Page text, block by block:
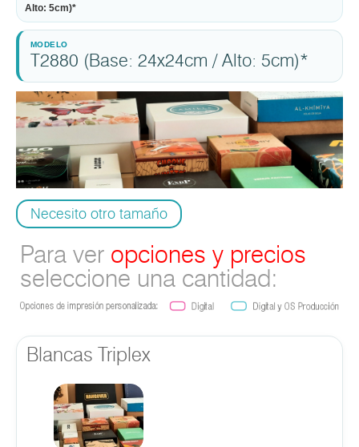
Alto: 5cm)*
T2880 (Base: 24x24cm / Alto: 5cm)*
Necesito otro tamaño
Para ver opciones y precios
seleccione una cantidad:
Blancas Triplex